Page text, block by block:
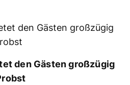
den Gästen großzügig